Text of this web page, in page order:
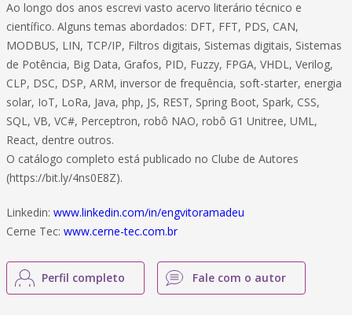
Ao longo dos anos escrevi vasto acervo literário técnico e
científico. Alguns temas abordados: DFT, FFT, PDS, CAN,
MODBUS, LIN, TCP/IP, Filtros digitais, Sistemas digitais, Sistemas
de Potência, Big Data, Grafos, PID, Fuzzy, FPGA, VHDL, Verilog,
CLP, DSC, DSP, ARM, inversor de frequência, soft-starter, energia
solar, IoT, LoRa, Java, php, JS, REST, Spring Boot, Spark, CSS,
SQL, VB, VC#, Perceptron, robô NAO, robô G1 Unitree, UML,
React, dentre outros.
O catálogo completo está publicado no Clube de Autores
(https://bit.ly/4ns0E8Z).
Linkedin: www.linkedin.com/in/engvitoramadeu
Cerne Tec: www.cerne-tec.com.br
Perfil completo Fale com o autor